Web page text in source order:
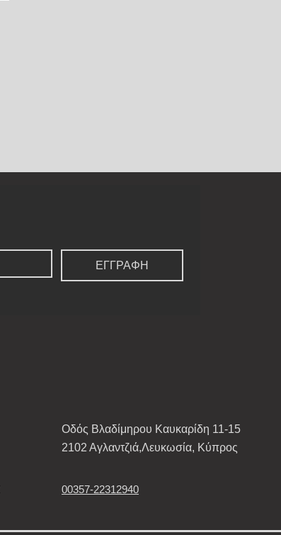
ΕΓΓΡΑΦΗ
Οδός Βλαδίμηρου Καυκαρίδη 11-15
2102 Αγλαντζιά,Λευκωσία, Κύπρος
00357-22312940